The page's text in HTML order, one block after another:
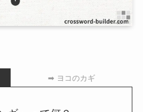
➡ ヨコのカギ